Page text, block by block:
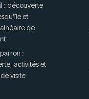
: découverte
et
de
:
activités et
visite